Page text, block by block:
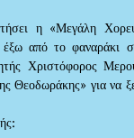
η «Μεγάλη
από το φαναράκι
Χριστόφορος
για να